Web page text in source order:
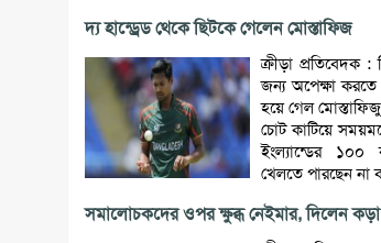
দ্য হান্ড্রেড থেকে ছিটকে গেলেন মোস্তাফিজ
ক্রীড়া প্রতিবেদক :
জন্য অপেক্ষা
হয়ে গেল
চোট কাটিয়ে
ইংল্যান্ডের ১০০
খেলতে পারছেন না
সমালোচকদের ওপর ক্ষুব্ধ নেইমার, দিলেন